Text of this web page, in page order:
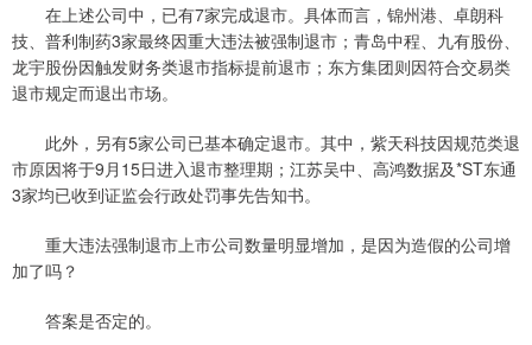
在上述公司中，已有7家完成退市。具体而言，锦州港、卓朗科
技、普利制药3家最终因重大违法被强制退市；青岛中程、九有股份、
龙宇股份因触发财务类退市指标提前退市；东方集团则因符合交易类
退市规定而退出市场。
此外，另有5家公司已基本确定退市。其中，紫天科技因规范类退
市原因将于9月15日进入退市整理期；江苏吴中、高鸿数据及*ST东通
3家均已收到证监会行政处罚事先告知书。
重大违法强制退市上市公司数量明显增加，是因为造假的公司增
加了吗？
答案是否定的。